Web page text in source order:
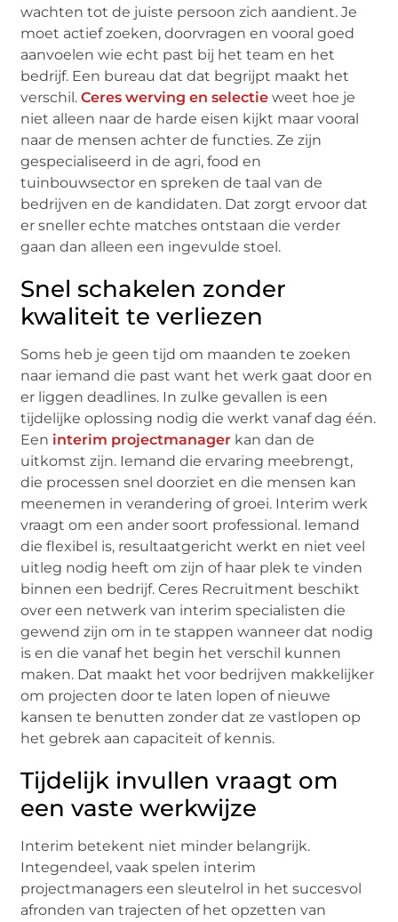
wachten tot de juiste persoon zich aandient. Je
moet actief zoeken, doorvragen en vooral goed
aanvoelen wie echt past bij het team en het
bedrijf. Een bureau dat dat begrijpt maakt het
verschil. Ceres werving en selectie weet hoe je
niet alleen naar de harde eisen kijkt maar vooral
naar de mensen achter de functies. Ze zijn
gespecialiseerd in de agri, food en
tuinbouwsector en spreken de taal van de
bedrijven en de kandidaten. Dat zorgt ervoor dat
er sneller echte matches ontstaan die verder
gaan dan alleen een ingevulde stoel.
Snel schakelen zonder
kwaliteit te verliezen
Soms heb je geen tijd om maanden te zoeken
naar iemand die past want het werk gaat door en
er liggen deadlines. In zulke gevallen is een
tijdelijke oplossing nodig die werkt vanaf dag één.
Een interim projectmanager kan dan de
uitkomst zijn. Iemand die ervaring meebrengt,
die processen snel doorziet en die mensen kan
meenemen in verandering of groei. Interim werk
vraagt om een ander soort professional. Iemand
die flexibel is, resultaatgericht werkt en niet veel
uitleg nodig heeft om zijn of haar plek te vinden
binnen een bedrijf. Ceres Recruitment beschikt
over een netwerk van interim specialisten die
gewend zijn om in te stappen wanneer dat nodig
is en die vanaf het begin het verschil kunnen
maken. Dat maakt het voor bedrijven makkelijker
om projecten door te laten lopen of nieuwe
kansen te benutten zonder dat ze vastlopen op
het gebrek aan capaciteit of kennis.
Tijdelijk invullen vraagt om
een vaste werkwijze
Interim betekent niet minder belangrijk.
Integendeel, vaak spelen interim
projectmanagers een sleutelrol in het succesvol
afronden van trajecten of het opzetten van